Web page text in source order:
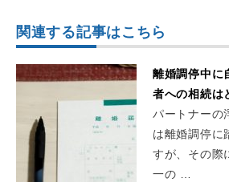
関連する記事はこちら
離婚調停中に
者への相続は
パートナーの
は離婚調停に
すが、その際
一の …